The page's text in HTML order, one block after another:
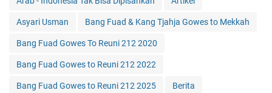
Asyari Usman Bang Fuad & Kang Tjahja Gowes to Mekkah
Bang Fuad Gowes To Reuni 212 2020
Bang Fuad Gowes to Reuni 212 2022
Bang Fuad Gowes to Reuni 212 2025 Berita